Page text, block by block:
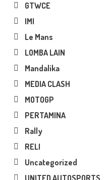
GTWCE
IMI
Le Mans
LOMBA LAIN
Mandalika
MEDIA CLASH
MOTOGP
PERTAMINA
Rally
RELI
Uncategorized